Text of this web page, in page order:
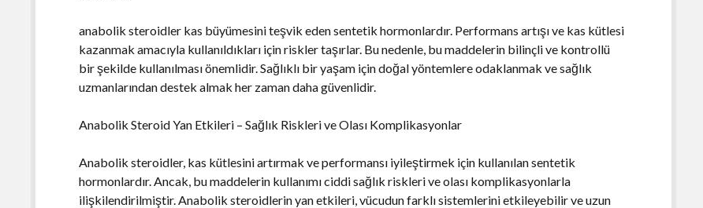
anabolik steroidler kas büyümesini teşvik eden sentetik hormonlardır. Performans artışı ve kas kütlesi
kazanmak amacıyla kullanıldıkları için riskler taşırlar. Bu nedenle, bu maddelerin bilinçli ve kontrollü
bir şekilde kullanılması önemlidir. Sağlıklı bir yaşam için doğal yöntemlere odaklanmak ve sağlık
uzmanlarından destek almak her zaman daha güvenlidir.
Anabolik Steroid Yan Etkileri – Sağlık Riskleri ve Olası Komplikasyonlar
Anabolik steroidler, kas kütlesini artırmak ve performansı iyileştirmek için kullanılan sentetik
hormonlardır. Ancak, bu maddelerin kullanımı ciddi sağlık riskleri ve olası komplikasyonlarla
ilişkilendirilmiştir. Anabolik steroidlerin yan etkileri, vücudun farklı sistemlerini etkileyebilir ve uzun